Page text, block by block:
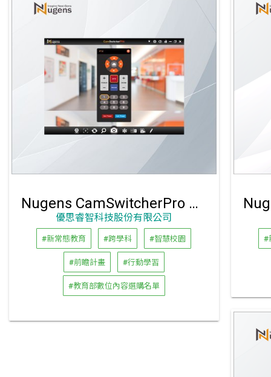
Nugens CamSwitcherPro 影像視訊工具軟體
優思睿智科技股份有限公司
#新常態教育 #跨學科 #智慧校園
#前瞻計畫 #行動學習
#教育部數位內容選購名單
#